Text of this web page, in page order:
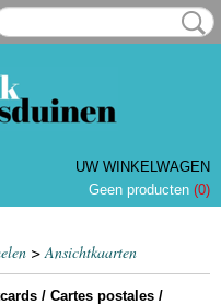
UW WINKELWAGEN
Geen producten (0)
>Ansichtkaarten
/ Cartes postales /